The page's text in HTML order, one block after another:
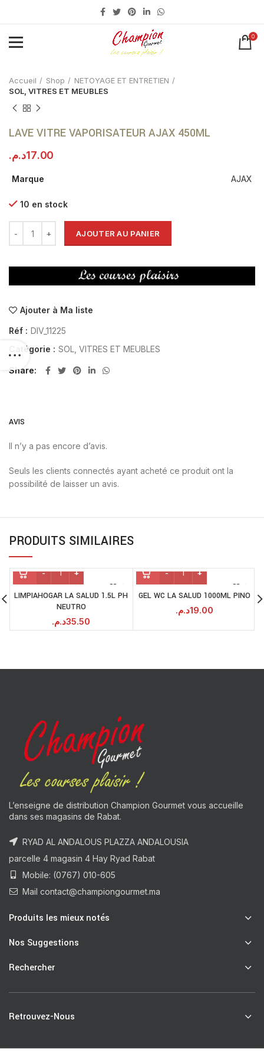
0
Accueil Shop
NETOYAGE ET ENTRETIEN
SOL, VITRES ET MEUBLES
LAVE VITRE VAPORISATEUR AJAX 450ML
17.00د.م.
Marque AJAX
10 en stock
AJOUTER AU PANIER
Ajouter à Ma liste
Réf : DIV_11225
Catégorie : SOL, VITRES ET MEUBLES
Share
AVIS
Il n’y a pas encore d’avis.
Seuls les clients connectés ayant acheté ce produit ont la
possibilité de laisser un avis.
PRODUITS SIMILAIRES
LIMPIAHOGAR LA SALUD 1.5L PH
NEUTRO
35.50د.م.
GEL WC LA SALUD 1000ML PINO
19.00د.م.
L’enseigne de distribution Champion Gourmet vous accueille
dans ses magasins de Rabat.
RYAD AL ANDALOUS PLAZZA ANDALOUSIA
parcelle 4 magasin 4 Hay Ryad Rabat
Mobile: (0767) 010-605
Mail contact@championgourmet.ma
Produits les mieux notés
Nos Suggestions
Rechercher
Retrouvez-Nous